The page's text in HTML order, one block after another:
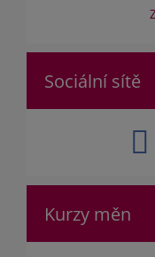
Sociální sítě
Kurzy měn